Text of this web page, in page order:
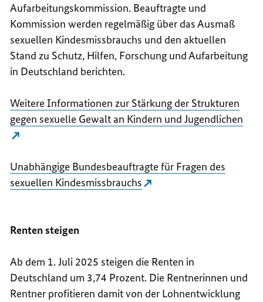
Aufarbeitungskommission. Beauftragte und
Kommission werden regelmäßig über das Ausmaß
sexuellen Kindesmissbrauchs und den aktuellen
Stand zu Schutz, Hilfen, Forschung und Aufarbeitung
in Deutschland berichten.
Weitere Informationen zur Stärkung der Strukturen
gegen sexuelle Gewalt an Kindern und Jugendlichen
Unabhängige Bundesbeauftragte für Fragen des
sexuellen Kindesmissbrauchs
Renten steigen
Ab dem 1. Juli 2025 steigen die Renten in
Deutschland um 3,74 Prozent. Die Rentnerinnen und
Rentner profitieren damit von der Lohnentwicklung